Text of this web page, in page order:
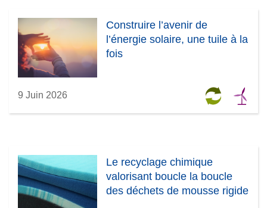
Construire l’avenir de
l’énergie solaire, une tuile à la
fois
9 Juin 2026
Le recyclage chimique
valorisant boucle la boucle
des déchets de mousse rigide